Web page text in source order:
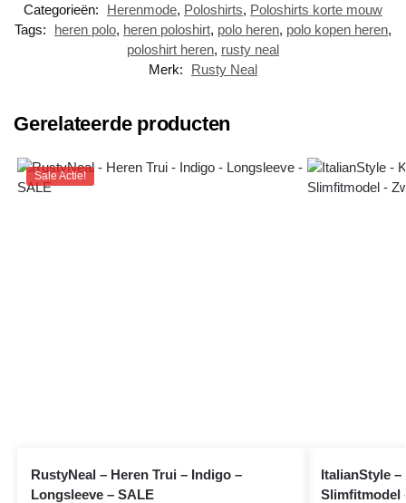
Categorieën:
Herenmode, Poloshirts, Poloshirts korte mouw
Tags:
heren polo, heren poloshirt, polo heren, polo kopen heren,
poloshirt heren, rusty neal
Merk:
Rusty Neal
Gerelateerde producten
Sale Actie!
RustyNeal – Heren Trui – Indigo –
Longsleeve – SALE
ItalianStyle –
Slimfitmodel